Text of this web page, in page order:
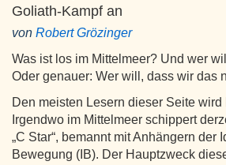
Goliath-Kampf an
von Robert Grözinger
Was ist los im Mittelmeer? Und wer
Oder genauer: Wer will, dass wir das
Den meisten Lesern dieser Seite wird
Irgendwo im Mittelmeer schippert
„C Star“, bemannt mit Anhängern der
Bewegung (IB). Der Hauptzweck